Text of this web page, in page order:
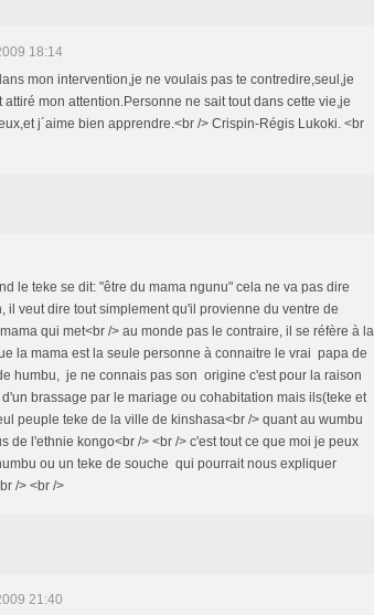
18:14
mon intervention,je ne voulais pas te contredire,seul,je
mon attention.Personne ne sait tout dans cette vie,je
j´aime bien apprendre.<br /> Crispin-Régis Lukoki. <br
le teke se dit: "être du mama ngunu" cela ne va pas dire
il veut dire tout simplement qu'il provienne du ventre de
qui met<br /> au monde pas le contraire, il se réfère à la
la mama est la seule personne à connaitre le vrai papa de
humbu, je ne connais pas son origine c'est pour la raison
brassage par le mariage ou cohabitation mais ils(teke et
peuple teke de la ville de kinshasa<br /> quant au wumbu
de l'ethnie kongo<br /> <br /> c'est tout ce que moi je peux
ou un teke de souche qui pourrait nous expliquer
/> <br />
21:40